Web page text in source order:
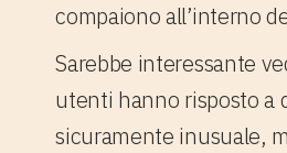
compaiono all’interno
Sarebbe interessante
utenti hanno risposto a
sicuramente inusuale,